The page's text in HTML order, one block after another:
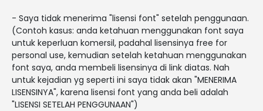
- Saya tidak menerima "lisensi font" setelah penggunaan.
(Contoh kasus: anda ketahuan menggunakan font saya
untuk keperluan komersil, padahal lisensinya free for
personal use, kemudian setelah ketahuan menggunakan
font saya, anda membeli lisensinya di link diatas. Nah
untuk kejadian yg seperti ini saya tidak akan "MENERIMA
LISENSINYA", karena lisensi font yang anda beli adalah
"LISENSI SETELAH PENGGUNAAN")